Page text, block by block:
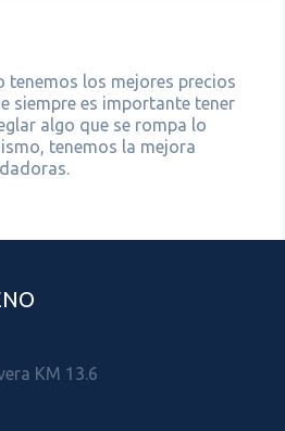
tenemos los mejores precios
siempre es importante tener
algo que se rompa lo
tenemos la mejora
KM 13.6